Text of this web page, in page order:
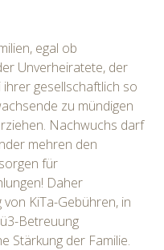
egal ob
Unverheiratete, der
gesellschaftlich so
zu mündigen
Nachwuchs darf
mehren den
für
Daher
KiTa-Gebühren, in
Betreuung
Stärkung der Familie.